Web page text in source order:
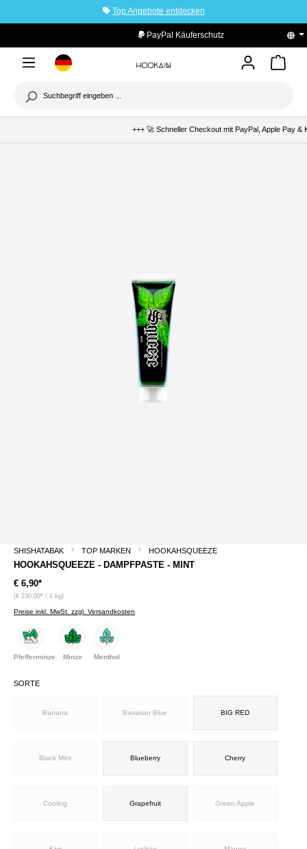
Top Angebote entdecken
PayPal Käuferschutz
+++ 🚀 Schneller Checkout mit PayPal, Apple Pay &
SHISHATABAK TOP MARKEN HOOKAHSQUEEZE
HOOKAHSQUEEZE - DAMPFPASTE - MINT
€ 6,90*
(€ 230,00* / 1 kg)
Preise inkl. MwSt. zzgl. Versandkosten
Pfefferminze Minze Menthol
SORTE
Banana Bavarian Blue BIG RED
Black Mint Blueberry Cherry
Cooling Grapefruit Green Apple